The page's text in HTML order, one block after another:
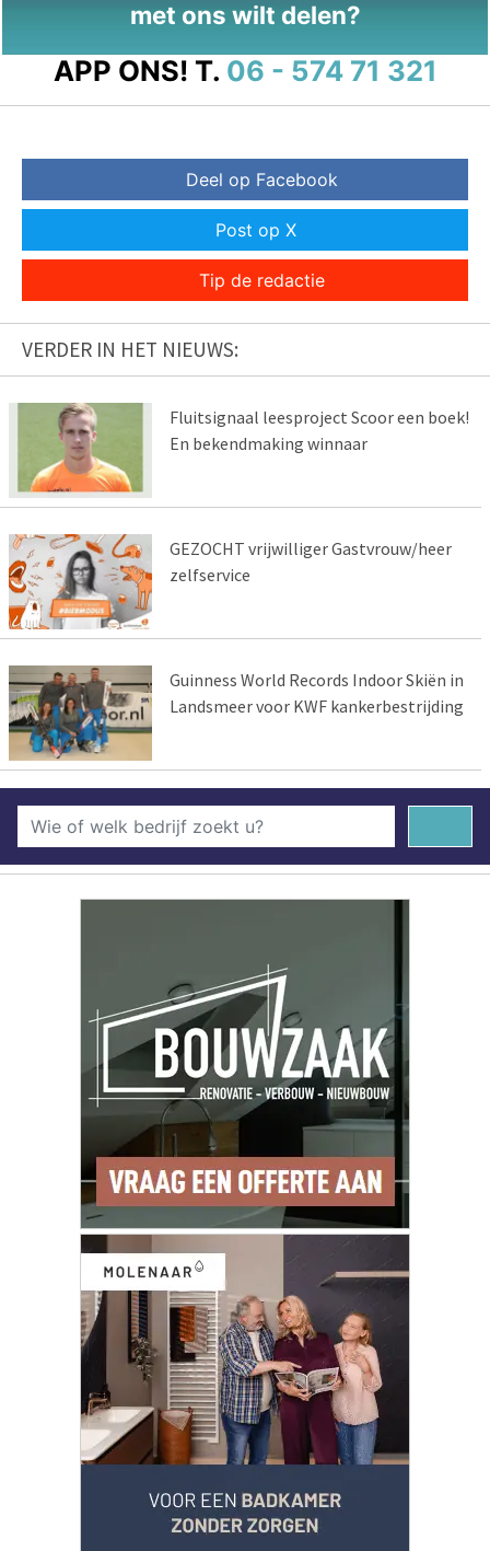
met ons wilt delen?
APP ONS! T. 06 - 574 71 321
Deel op Facebook
Post op X
Tip de redactie
VERDER IN HET NIEUWS:
Fluitsignaal leesproject Scoor een boek!
En bekendmaking winnaar
GEZOCHT vrijwilliger Gastvrouw/heer
zelfservice
Guinness World Records Indoor Skiën in
Landsmeer voor KWF kankerbestrijding